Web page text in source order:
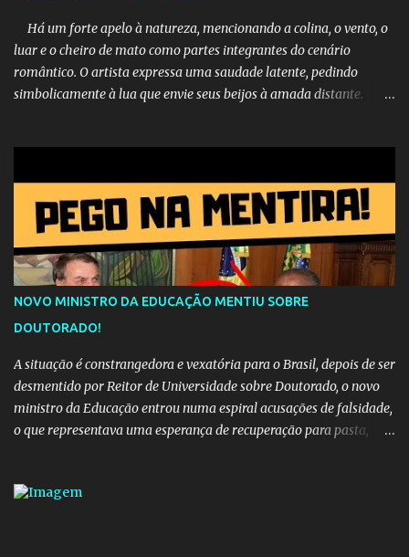
Há um forte apelo à natureza, mencionando a colina, o vento, o
luar e o cheiro de mato como partes integrantes do cenário
romântico. O artista expressa uma saudade latente, pedindo
simbolicamente à lua que envie seus beijos à amada distante. A
que continuará esperando enquanto houver canções para entoar. A
obra conclui como uma promessa de fidelidade e esperança no
reencontro, unindo a tradição da viola com o sentimento universal
do amor. No geral, o vídeo apresenta uma narrativa lírica sobre a
persistência do afeto através do tempo e do espaço. YouTube
YouTube YouTube
NOVO MINISTRO DA EDUCAÇÃO MENTIU SOBRE
DOUTORADO!
A situação é constrangedora e vexatória para o Brasil, depois de ser
desmentido por Reitor de Universidade sobre Doutorado, o novo
ministro da Educação entrou numa espiral acusações de falsidade,
o que representava uma esperança de recuperação para pasta,
Educação é um dos mais importantes do governo, em um ano e